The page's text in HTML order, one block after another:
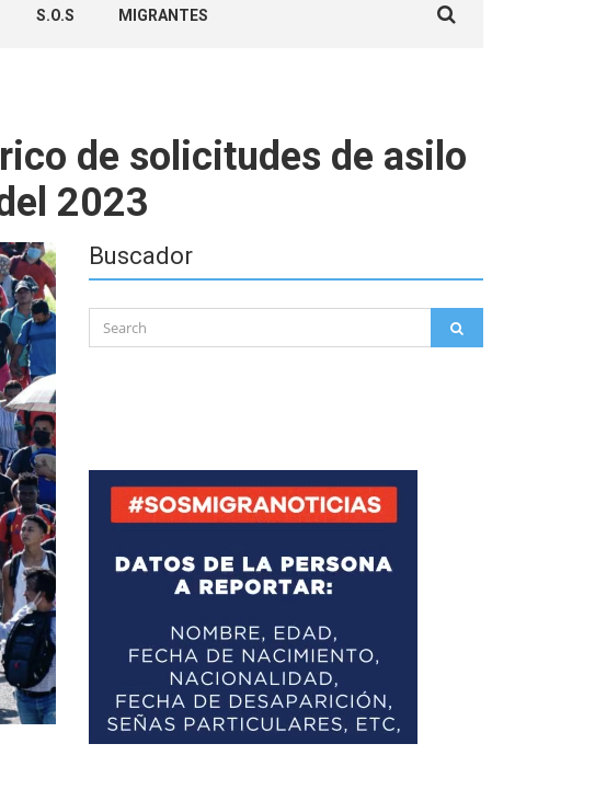
S.O.S MIGRANTES
for:
de solicitudes de asilo
2023
Buscador
for: